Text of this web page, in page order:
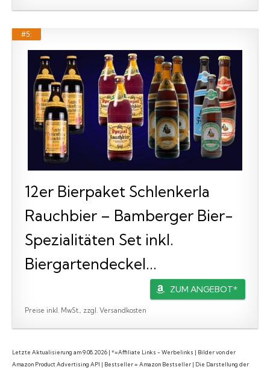
#5:
12er Bierpaket Schlenkerla
Rauchbier – Bamberger Bier-
Spezialitäten Set inkl.
Biergartendeckel...
ZUM ANGEBOT*
Preise inkl. MwSt., zzgl. Versandkosten
Letzte Aktualisierung am 9.08.2026 | *=Affiliate Links - Werbelinks | Bilder von der
Amazon Product Advertising API | Bestseller = Amazon Bestseller | Die Darstellung der